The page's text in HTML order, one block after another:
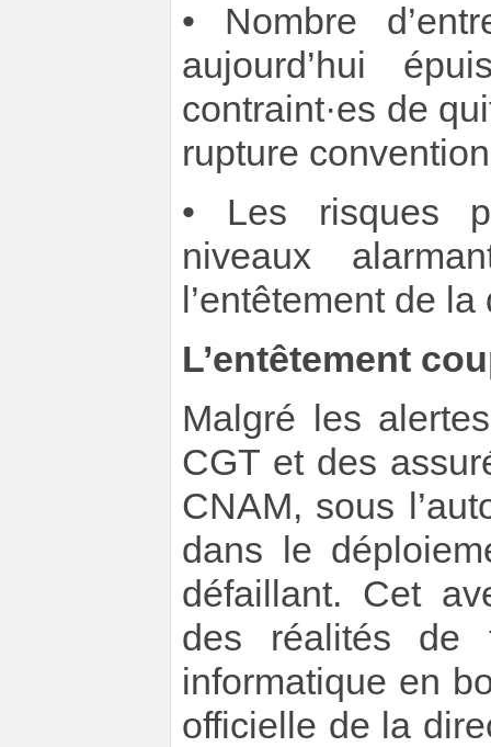
• Nombre
aujourd’hui
contraint·es de
rupture
• Les risques
niveaux
l’entêtement de
L’entêtement
Malgré les
CGT et des
CNAM, sous
dans le
défaillant. Cet
des réalités de
informatique en
officielle de la